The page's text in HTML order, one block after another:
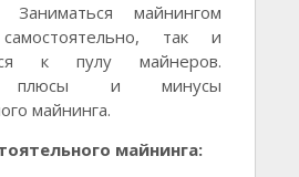
Заниматься майнингом
так и
к пулу майнеров.
плюсы и минусы
майнинга.
майнинга: